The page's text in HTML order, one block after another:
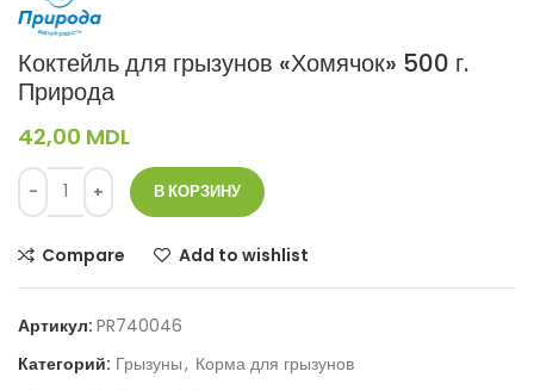
Коктейль для грызунов «Хомячок» 500 г.
Природа
42,00 MDL
В КОРЗИНУ
Compare Add to wishlist
Артикул: PR740046
Категорий: Грызуны, Корма для грызунов